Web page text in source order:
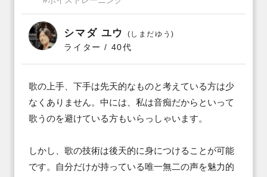
シマダ ユウ (しまだゆう)
ライター / 40代
歌の上手、下手は先天的なものと考えている方は少
なくありません。中には、私は音痴だからといって
歌うのを避けている方もいらっしゃいます。
しかし、歌の技術は後天的に身につけることが可能
です。自分だけが持っている唯一無二の声を魅力的